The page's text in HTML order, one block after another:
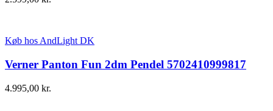
Køb hos AndLight DK
Verner Panton Fun 2dm Pendel 5702410999817
4.995,00 kr.